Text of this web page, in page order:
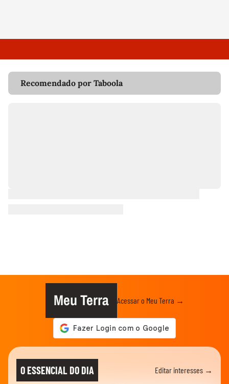
Recomendado por Taboola
Meu Terra Acessar o Meu Terra →
O ESSENCIAL DO DIA Editar interesses →